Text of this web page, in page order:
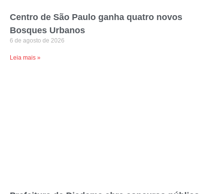
Centro de São Paulo ganha quatro novos
Bosques Urbanos
6 de agosto de 2026
Leia mais »